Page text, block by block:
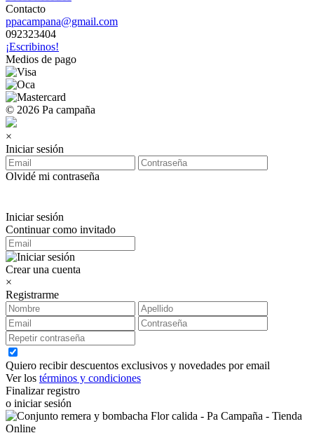
Contacto
ppacampana@gmail.com
092323404
¡Escribinos!
Medios de pago
© 2026 Pa campaña
×
Iniciar sesión
Olvidé mi contraseña
Iniciar sesión
Continuar como invitado
Crear una cuenta
×
Registrarme
Quiero recibir descuentos exclusivos y novedades por email
Ver los términos y condiciones
Finalizar registro
o iniciar sesión